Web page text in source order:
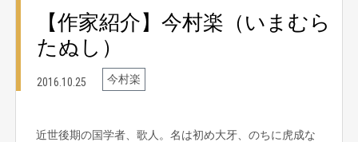
【作家紹介】今村楽（いまむら
たぬし）
2016.10.25 今村楽
近世後期の国学者、歌人。名は初め大牙、のちに虎成な